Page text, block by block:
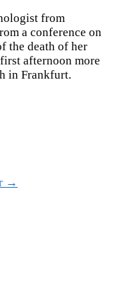
from
a conference on
the death of her
afternoon more
in Frankfurt.
→